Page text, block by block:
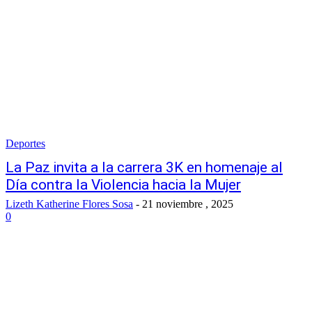
Deportes
La Paz invita a la carrera 3K en homenaje al
Día contra la Violencia hacia la Mujer
Lizeth Katherine Flores Sosa - 21 noviembre , 2025
0